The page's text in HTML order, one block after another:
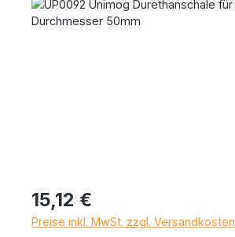
Bildergalerie überspringen
Regulärer Preis:
15,12 €
Preise inkl. MwSt. zzgl. Versandkosten